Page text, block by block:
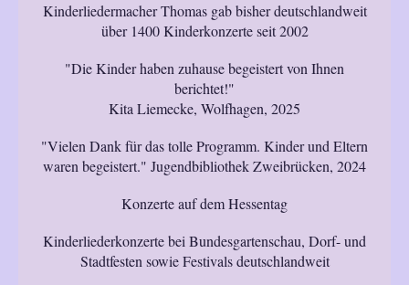
Kinderliedermacher Thomas gab bisher deutschlandweit
über 1400 Kinderkonzerte seit 2002
"Die Kinder haben zuhause begeistert von Ihnen
berichtet!"
Kita Liemecke, Wolfhagen, 2025
"Vielen Dank für das tolle Programm. Kinder und Eltern
waren begeistert." Jugendbibliothek Zweibrücken, 2024
Konzerte auf dem Hessentag
Kinderliederkonzerte bei Bundesgartenschau, Dorf- und
Stadtfesten sowie Festivals deutschlandweit